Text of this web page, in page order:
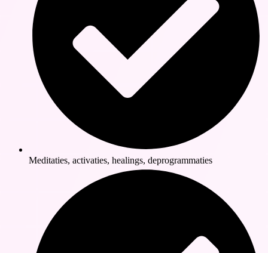
Meditaties, activaties, healings, deprogrammaties